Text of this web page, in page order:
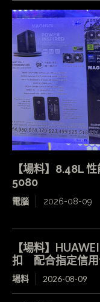
【場料】8.48L
5080
電腦 2026-08-09
【場料】
扣 配合指定信用
場料 2026-08-09